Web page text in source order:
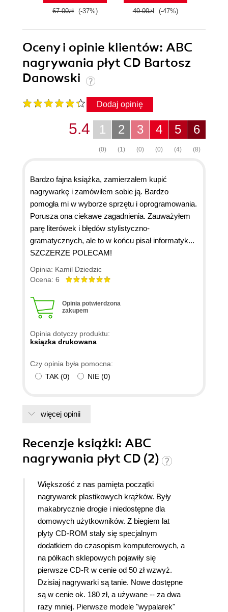
67.00zł (-37%) 49.00zł (-47%)
Oceny i opinie klientów: ABC
nagrywania płyt CD Bartosz
Danowski
Dodaj opinię
6
(8)
5
(4)
4
(0)
3
(0)
2
(1)
1
(0)
5.4
Bardzo fajna książka, zamierzałem kupić
nagrywarkę i zamówiłem sobie ją. Bardzo
pomogła mi w wyborze sprzętu i oprogramowania.
Porusza ona ciekawe zagadnienia. Zauważyłem
parę literówek i błędów stylistyczno-
gramatycznych, ale to w końcu pisał informatyk...
SZCZERZE POLECAM!
Opinia: Kamil Dziedzic
Ocena: 6
Opinia potwierdzona
zakupem
Opinia dotyczy produktu:
ksiązka drukowana
Czy opinia była pomocna:
TAK (0) NIE (0)
więcej opinii
Recenzje książki: ABC
nagrywania płyt CD (2)
Większość z nas pamięta początki
nagrywarek plastikowych krążków. Były
makabrycznie drogie i niedostępne dla
domowych użytkowników. Z biegiem lat
płyty CD-ROM stały się specjalnym
dodatkiem do czasopism komputerowych, a
na półkach sklepowych pojawiły się
pierwsze CD-R w cenie od 50 zł wzwyż.
Dzisiaj nagrywarki są tanie. Nowe dostępne
są w cenie ok. 180 zł, a używane -- za dwa
razy mniej. Pierwsze modele "wypalarek"